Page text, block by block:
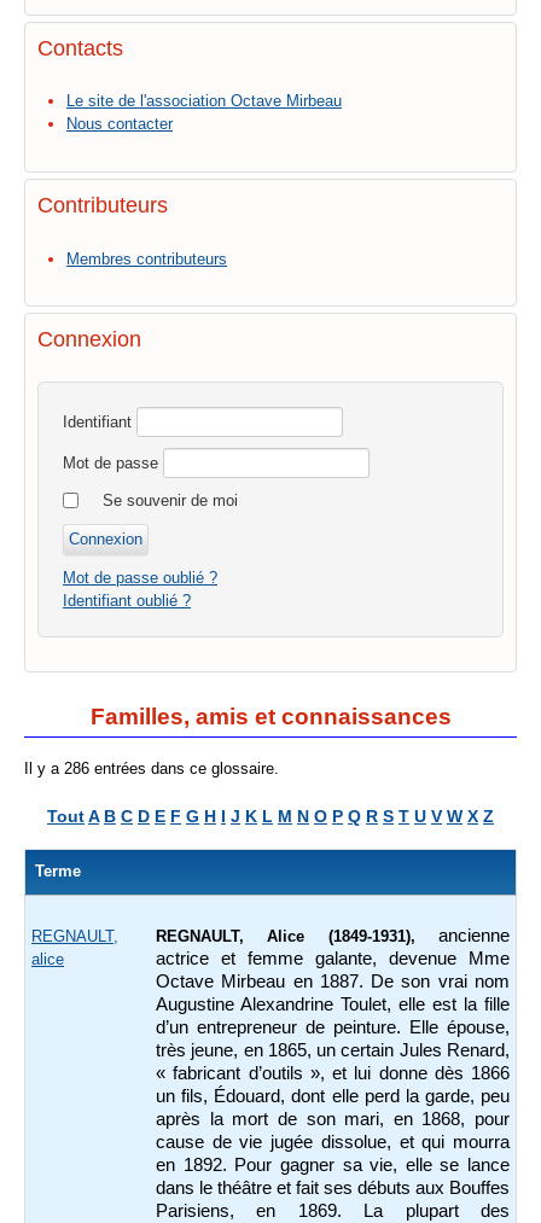
Contacts
Le site de l'association Octave Mirbeau
Nous contacter
Contributeurs
Membres contributeurs
Connexion
Identifiant
Mot de passe
Se souvenir de moi
Mot de passe oublié ?
Identifiant oublié ?
Familles, amis et connaissances
Il y a 286 entrées dans ce glossaire.
ToutA B C D E F G H I J K L M N O P Q R S T U V W X Z
Terme
REGNAULT,
alice
REGNAULT, Alice (1849-1931),
ancienne
actrice et femme galante, devenue Mme
Octave Mirbeau en 1887. De son vrai nom
Augustine Alexandrine Toulet, elle est la fille
d’un entrepreneur de peinture. Elle épouse,
très jeune, en 1865, un certain Jules Renard,
« fabricant d’outils », et lui donne dès 1866
un fils, Édouard, dont elle perd la garde, peu
après la mort de son mari, en 1868, pour
cause de vie jugée dissolue, et qui mourra
en 1892. Pour gagner sa vie, elle se lance
dans le théâtre et fait ses débuts aux Bouffes
Parisiens, en 1869. La plupart des